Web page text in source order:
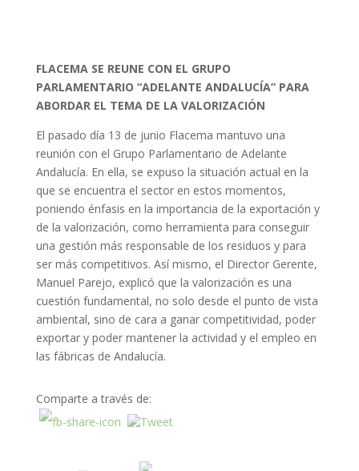
FLACEMA SE REUNE CON EL GRUPO
PARLAMENTARIO “ADELANTE ANDALUCÍA” PARA
ABORDAR EL TEMA DE LA VALORIZACIÓN
El pasado día 13 de junio Flacema mantuvo una
reunión con el Grupo Parlamentario de Adelante
Andalucía. En ella, se expuso la situación actual en la
que se encuentra el sector en estos momentos,
poniendo énfasis en la importancia de la exportación y
de la valorización, como herramienta para conseguir
una gestión más responsable de los residuos y para
ser más competitivos. Así mismo, el Director Gerente,
Manuel Parejo, explicó que la valorización es una
cuestión fundamental, no solo desde el punto de vista
ambiental, sino de cara a ganar competitividad, poder
exportar y poder mantener la actividad y el empleo en
las fábricas de Andalucía.
Comparte a través de: